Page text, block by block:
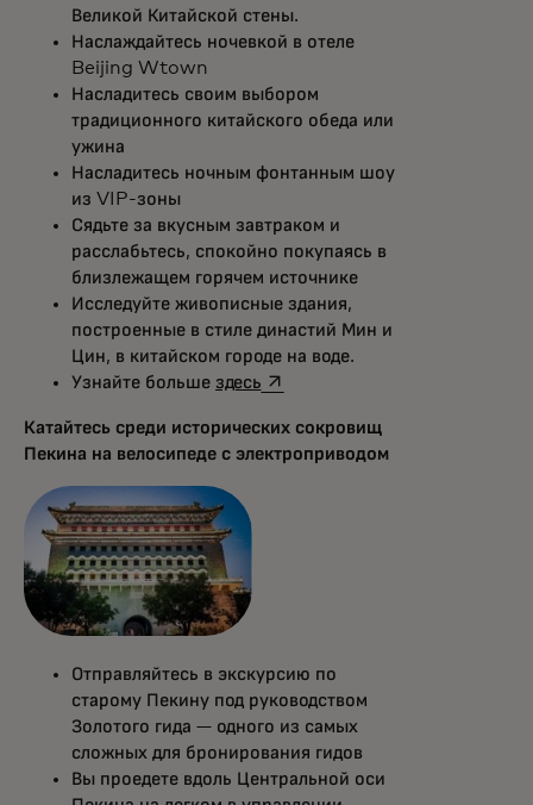
Великой Китайской стены.
Наслаждайтесь ночевкой в отеле
Beijing Wtown
Насладитесь своим выбором
традиционного китайского обеда или
ужина
Насладитесь ночным фонтанным шоу
из VIP-зоны
Сядьте за вкусным завтраком и
расслабьтесь, спокойно покупаясь в
близлежащем горячем источнике
Исследуйте живописные здания,
построенные в стиле династий Мин и
Цин, в китайском городе на воде.
Узнайте больше здесьopens in a new tab
Катайтесь среди исторических сокровищ
Пекина на велосипеде с электроприводом
Отправляйтесь в экскурсию по
старому Пекину под руководством
Золотого гида — одного из самых
сложных для бронирования гидов
Вы проедете вдоль Центральной оси